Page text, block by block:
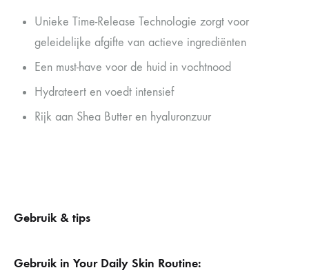
Unieke Time-Release Technologie zorgt voor
geleidelijke afgifte van actieve ingrediënten
Een must-have voor de huid in vochtnood
Hydrateert en voedt intensief
Rijk aan Shea Butter en hyaluronzuur
Gebruik & tips
Gebruik in Your Daily Skin Routine: